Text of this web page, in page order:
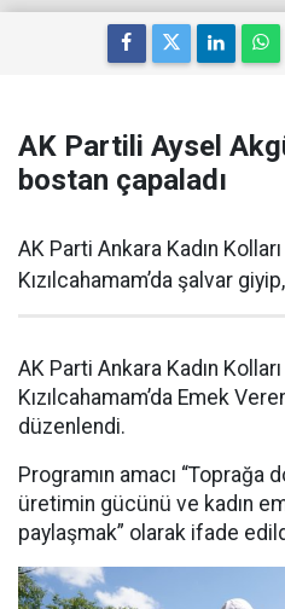
AK Partili Aysel
bostan çapaladı
AK Parti Ankara Kadın
Kızılcahamam’da şalvar
AK Parti Ankara Kadın
Kızılcahamam’da Emek
düzenlendi.
Programın amacı “Toprağa
üretimin gücünü ve kadın
paylaşmak” olarak ifade